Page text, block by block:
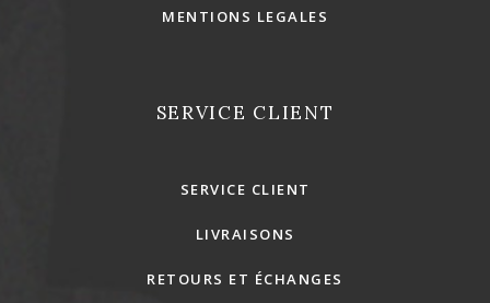
MENTIONS LEGALES
SERVICE CLIENT
SERVICE CLIENT
LIVRAISONS
RETOURS ET ÉCHANGES